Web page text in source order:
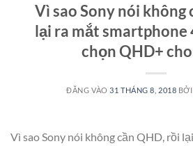
Vì sao Sony nói không
lại ra mắt smartphone
chọn QHD+
ĐĂNG VÀO31 THÁNG 8, 2018
Vì sao Sony nói không cần QHD, rồi